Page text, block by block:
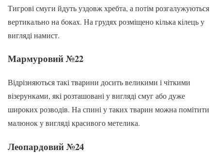
Тигрові смуги йдуть уздовж хребта, а потім розгалужуються
вертикально на боках. На грудях розміщено кілька кілець у
вигляді намист.
Мармуровий №22
Відрізняються такі тварини досить великими і чіткими
візерунками, які розташовані у вигляді смуг або дуже
широких розводів. На спині у таких тварин можна помітити
малюнок у вигляді красивого метелика.
Леопардовий №24